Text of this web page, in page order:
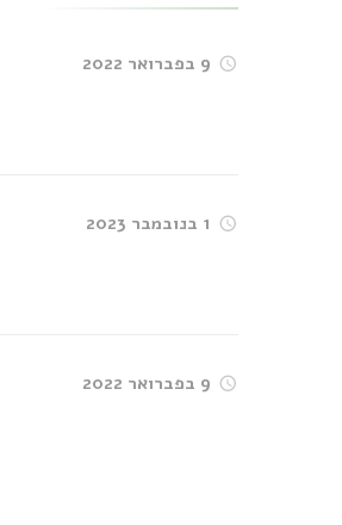
9 בפברואר 2022
1 בנובמבר 2023
9 בפברואר 2022